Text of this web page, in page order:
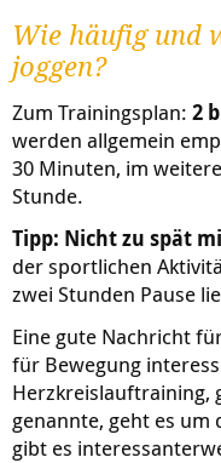
Wie häufig und
joggen?
Zum Trainingsplan: 2
werden allgemein
30 Minuten, im
Stunde.
Tipp: Nicht zu spät
der sportlichen
zwei Stunden Pause
Eine gute Nachricht
für Bewegung
Herzkreislauftraining,
genannte, geht es um
gibt es